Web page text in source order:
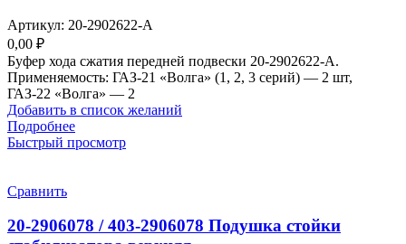
Артикул: 20-2902622-А
0,00 ₽
Буфер хода сжатия передней подвески 20-2902622-А.
Применяемость: ГАЗ-21 «Волга» (1, 2, 3 серий) — 2 шт,
ГАЗ-22 «Волга» — 2
Добавить в список желаний
Подробнее
Быстрый просмотр
Сравнить
20-2906078 / 403-2906078 Подушка стойки